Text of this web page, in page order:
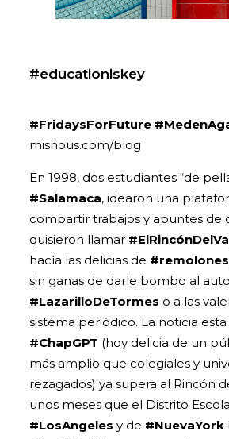
#educationiskey
#FridaysForFuture
misnous.com/blog
En 1998, dos estudiantes “de
#Salamaca, idearon una
compartir trabajos y apuntes de
quisieron llamar
hacía las delicias de #remolones
sin ganas de darle bombo al
#LazarilloDeTormes o a las
sistema periódico. La noticia
#ChapGPT (hoy delicia de un
más amplio que colegiales y
rezagados) ya supera al Rincón
unos meses que el Distrito
#LosAngeles y de #NuevaYork